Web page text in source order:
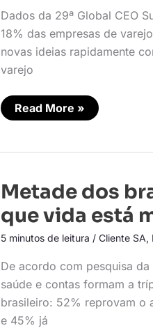
Dados da 29ª Global CEO
18% das empresas de
novas ideias rapidamente
varejo
em
novos
setores
Read More »
Metade dos
que vida está
5 minutos de leitura / Cliente SA,
De acordo com pesquisa
saúde e contas formam a
brasileiro: 52% reprovam o
e 45% já
Metade
dos
brasileiros
diz
vida
mais
difícil